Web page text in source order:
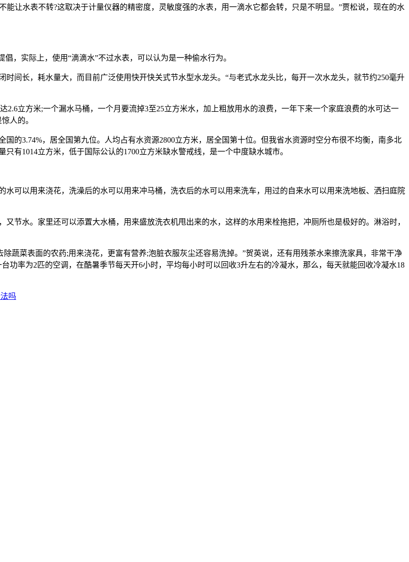
能让水表不转?这取决于计量仪器的精密度，灵敏度强的水表，用一滴水它都会转，只是不明显。”贾松说，现在的水
实际上，使用“滴滴水”不过水表，可以认为是一种偷水行为。
长，耗水量大，而目前广泛使用快开快关式节水型水龙头。“与老式水龙头比，每开一次水龙头，就节约250毫升
立方米;一个漏水马桶，一个月要流掉3至25立方米水，加上粗放用水的浪费，一年下来一个家庭浪费的水可达一
人的。
3.74%，居全国第九位。人均占有水资源2800立方米，居全国第十位。但我省水资源时空分布很不均衡，南多北
有1014立方米，低于国际公认的1700立方米缺水警戒线，是一个中度缺水城市。
以用来浇花，洗澡后的水可以用来冲马桶，洗衣后的水可以用来洗车，用过的自来水可以用来洗地板、洒扫庭院
水。家里还可以添置大水桶，用来盛放洗衣机甩出来的水，这样的水用来栓拖把，冲厕所也是极好的。淋浴时，
菜表面的农药;用来浇花，更富有营养;泡脏衣服灰尘还容易洗掉。”贺英说，还有用残茶水来擦洗家具，非常干净
功率为2匹的空调，在酷暑季节每天开6小时，平均每小时可以回收3升左右的冷凝水，那么，每天就能回收冷凝水18
吗